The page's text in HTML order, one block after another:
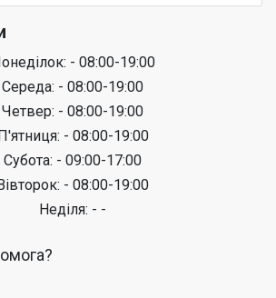
- 08:00-19:00
Середа: - 08:00-19:00
Четвер: - 08:00-19:00
- 08:00-19:00
Субота: - 09:00-17:00
- 08:00-19:00
Неділя: - -